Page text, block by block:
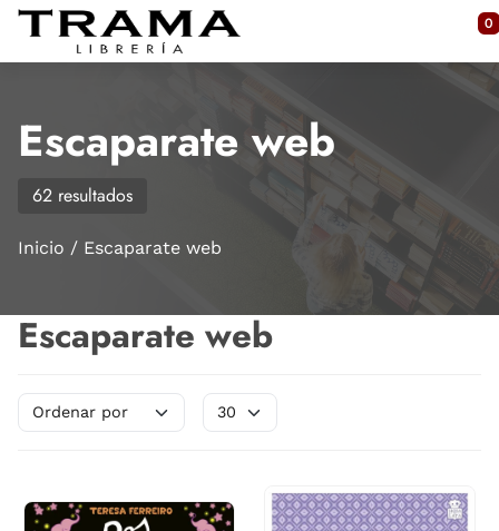
Saltar al contenido principal
0
Escaparate web
62 resultados
Inicio Escaparate web
Escaparate web